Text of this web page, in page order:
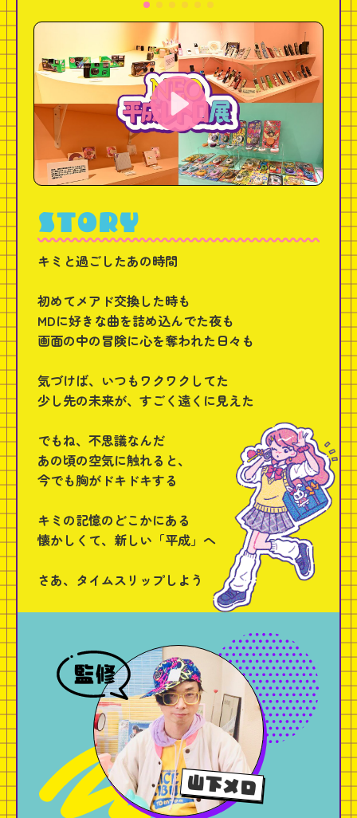
▲
STORY
キミと過ごしたあの時間
初めてメアド交換した時も
MDに好きな曲を詰め込んでた夜も
画面の中の冒険に心を奪われた日々も
気づけば、いつもワクワクしてた
少し先の未来が、すごく遠くに見えた
でもね、不思議なんだ
あの頃の空気に触れると、
今でも胸がドキドキする
キミの記憶のどこかにある
懐かしくて、新しい「平成」へ
さあ、タイムスリップしよう
監修
山下メロ